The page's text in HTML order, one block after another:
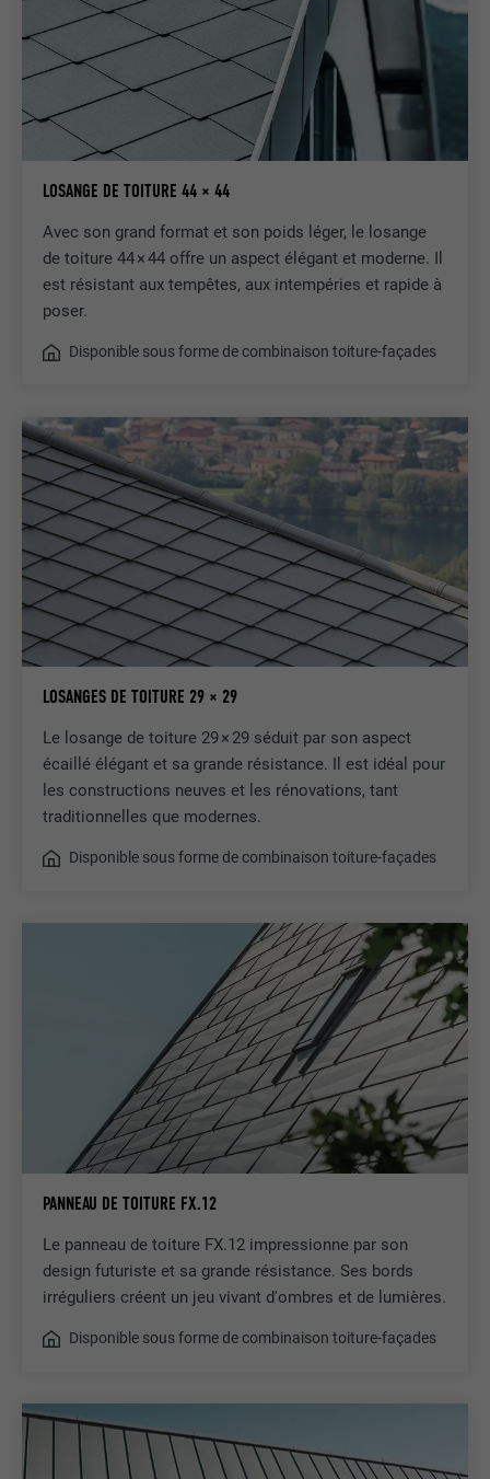
LOSANGE DE TOITURE 44 × 44
Avec son grand format et son poids léger, le losange
de toiture 44 × 44 offre un aspect élégant et moderne. Il
est résistant aux tempêtes, aux intempéries et rapide à
poser.
Disponible sous forme de combinaison toiture-façades
LOSANGES DE TOITURE 29 × 29
Le losange de toiture 29 × 29 séduit par son aspect
écaillé élégant et sa grande résistance. Il est idéal pour
les constructions neuves et les rénovations, tant
traditionnelles que modernes.
Disponible sous forme de combinaison toiture-façades
PANNEAU DE TOITURE FX.12
Le panneau de toiture FX.12 impressionne par son
design futuriste et sa grande résistance. Ses bords
irréguliers créent un jeu vivant d'ombres et de lumières.
Disponible sous forme de combinaison toiture-façades